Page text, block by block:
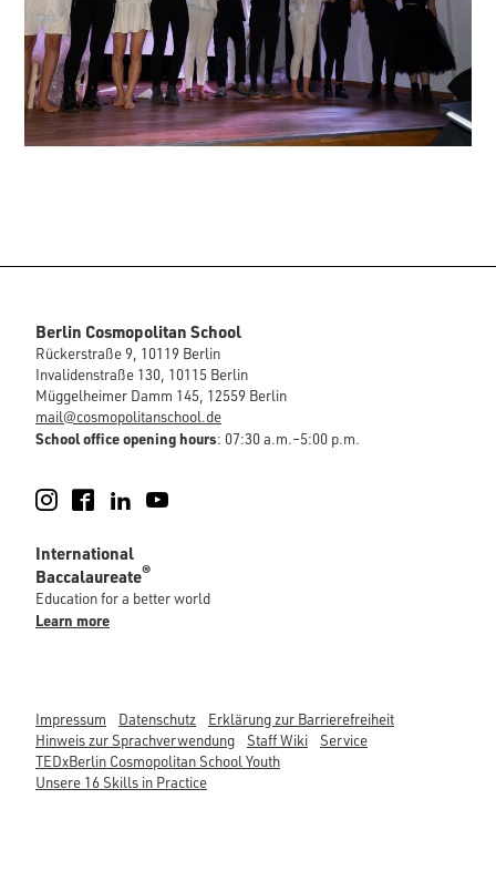
Berlin Cosmopolitan School
Rückerstraße 9, 10119 Berlin
Invalidenstraße 130, 10115 Berlin
Müggelheimer Damm 145, 12559 Berlin
mail@cosmopolitanschool.de
School office opening hours: 07:30 a.m.–5:00 p.m.
Instagram
FacebookLinkedIn
International
Baccalaureate®
Education for a better world
Learn more
Impressum Datenschutz
Erklärung zur Barrierefreiheit
Hinweis zur Sprachverwendung
Staff Wiki
Service
TEDxBerlin Cosmopolitan School Youth
Unsere 16 Skills in Practice